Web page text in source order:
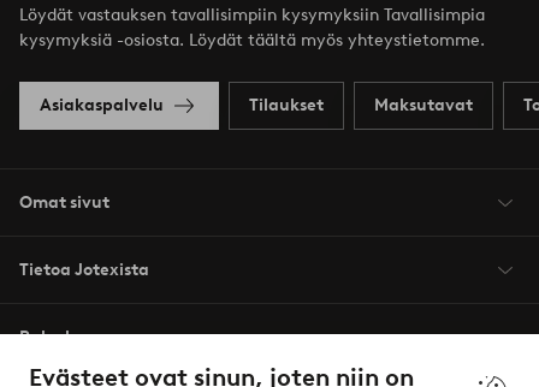
Evästeet ovat sinun, joten niin on
Löydät vastauksen tavallisimpiin kysymyksiin Tavallisimpia
kysymyksiä -osiosta. Löydät täältä myös yhteystietomme.
Asiakaspalvelu Tilaukset Maksutavat
Omat sivut
Tietoa Jotexista
Palvelumme